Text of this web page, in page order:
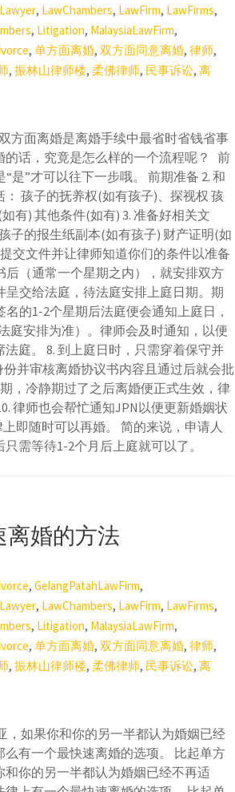
, LawChambers, LawFirm, LawFirms,
, Litigation, MalaysiaLawFirm,
,单方面离婚,双方面同意离婚,律师,
,振林山律师楼,柔佛律师, 民事诉讼,离
方面离婚是离婚手续中最省时省钱省事
话，究竟是怎么样的一个流程呢？ 前
是”才可以往下一步哦。 前期准备 2. 和
孩子的抚养权(如有孩子)、探视权 孩
有) 其他条件(如有) 3. 准备好相关文
子的报生纸副本(如有孩子) 财产证明(如
交文件并让律师知道你们的条件以准备
后（通常一个星期之内），就安排双方
呈交给法庭，待法庭安排上庭日期。期
的1-2个星期后法庭便会通知上庭日，
庭安排为准）。律师会及时通知，以便
庭。 8. 到上庭日时，只需穿着保守并
并审核离婚协议书内容且通过后就会批
，冷静期过了之后离婚便正式生效，律
律师也会帮忙通知JPN以便更新婚姻状
即随时可以再婚。 简的来说，申请人
需等待1-2个月后上庭就可以了。
离婚的方法
,GelangPatahLawFirm,
, LawChambers, LawFirm, LawFirms,
, Litigation, MalaysiaLawFirm,
,单方面离婚,双方面同意离婚,律师,
,振林山律师楼,柔佛律师, 民事诉讼,离
，如果你和你的另一半都认为婚姻已经
有一个最快速离婚的选项。 比起单方
你的另一半都认为婚姻已经不再适